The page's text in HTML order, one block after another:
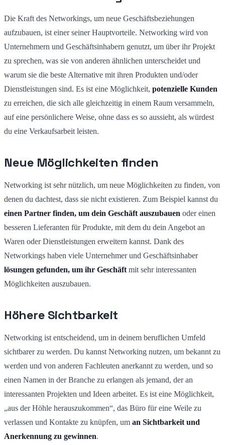
Die Kraft des Networkings, um neue Geschäftsbeziehungen
aufzubauen, ist einer seiner Hauptvorteile. Networking wird von
Unternehmern und Geschäftsinhabern genutzt, um über ihr Projekt
zu sprechen, was sie von anderen ähnlichen unterscheidet und
warum sie die beste Alternative mit ihren Produkten und/oder
Dienstleistungen sind. Es ist eine Möglichkeit, potenzielle Kunden
zu erreichen, die sich alle gleichzeitig in einem Raum versammeln,
auf eine persönlichere Weise, ohne dass es so aussieht, als würdest
du eine Verkaufsarbeit leisten.
Neue Möglichkeiten finden
Networking ist sehr nützlich, um neue Möglichkeiten zu finden, von
denen du dachtest, dass sie nicht existieren. Zum Beispiel kannst du
einen Partner finden, um dein Geschäft auszubauen oder einen
besseren Lieferanten für Produkte, mit dem du dein Angebot an
Waren oder Dienstleistungen erweitern kannst. Dank des
Networkings haben viele Unternehmer und Geschäftsinhaber
lösungen gefunden, um ihr Geschäft mit sehr interessanten
Möglichkeiten auszubauen.
Höhere Sichtbarkeit
Networking ist entscheidend, um in deinem beruflichen Umfeld
sichtbarer zu werden. Du kannst Networking nutzen, um bekannt zu
werden und von anderen Fachleuten anerkannt zu werden, und so
einen Namen in der Branche zu erlangen als jemand, der an
interessanten Projekten und Ideen arbeitet. Es ist eine Möglichkeit,
„aus der Höhle herauszukommen“, das Büro für eine Weile zu
verlassen und Kontakte zu knüpfen, um an Sichtbarkeit und
Anerkennung zu gewinnen.